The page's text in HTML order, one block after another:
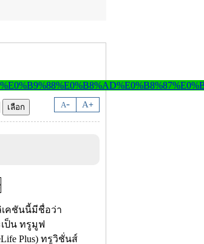
A- A+
คชันนี้มีชื่อว่า
ป็น ทรูมูฟ
Plus) ทรูวิชั่นส์